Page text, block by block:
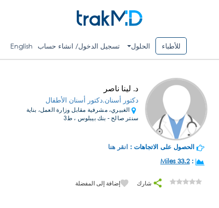
للأطباء الحلول تسجيل الدخول/ انشاء حساب English
د. لينا ناصر
دكتور أسنان,دكتور أسنان الأطفال
الغبيري، مشرفية مقابل وزارة العمل، بناية
سنتر صالح - بنك بيبلوس ، ط3
الحصول على الاتجاهات : انقر هنا
:
33.2 Miles
شارك إضافة إلى المفضلة